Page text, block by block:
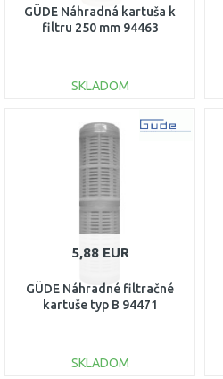
GÜDE Náhradná kartuša k
filtru 250 mm 94463
SKLADOM
DO KOŠÍKA
Porovnať
5,88 EUR
GÜDE Náhradné filtračné
kartuše typ B 94471
SKLADOM